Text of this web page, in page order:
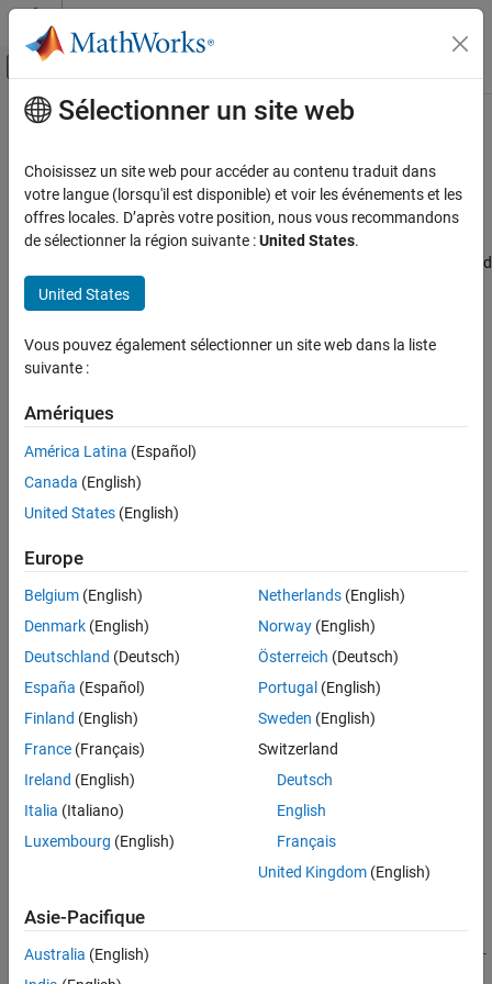
Passer au contenu
Activer/désactiver l'affichage du menu
Accueil de la documentation
STM32 Microcontroller Blockset
ON THIS PAGE
Settings
Programmatic Use
See Also
Contenu principal
Baudrate (in Hz)
Specify the baud for SCI communication
Model Configuration Pane:Hardware Implementation / Simulink
or Embedded Coder Hardware Support Package / Hardware board
settings / Target hardware resources / SCI0, SCI2, SCI3, SCI4,
SCI5, SCI6, and SCI7
Description
communication.
115200(default)
Recommended Settings
No recommendation.
Programmatic Use
Version History
See Also
Model Configuration Parameters for STMicroelectronics
STM32F4-Discovery Board
STMicroelectronics STM32F746G-Discovery Board|Model
Configuration Parameters for STMicroelectronics STM32L475VG-
Discovery (B-L475E-IOT01A) Board
Sélectionner un site web
Choisissez un site web pour accéder au contenu traduit dans
votre langue (lorsqu'il est disponible) et voir les événements et les
offres locales. D’après votre position, nous vous recommandons
de sélectionner la région suivante :United States.
United States
Vous pouvez également sélectionner un site web dans la liste
suivante :
Amériques
América Latina (Español)
Canada (English)
United States (English)
Europe
Belgium (English)
Denmark (English)
Deutschland (Deutsch)
España (Español)
Finland (English)
France (Français)
Ireland (English)
Italia (Italiano)
Luxembourg (English)
Netherlands(English)
Norway(English)
Österreich (Deutsch)
Portugal (English)
Sweden (English)
Switzerland
Deutsch
English
Français
United Kingdom(English)
Asie-Pacifique
Australia (English)